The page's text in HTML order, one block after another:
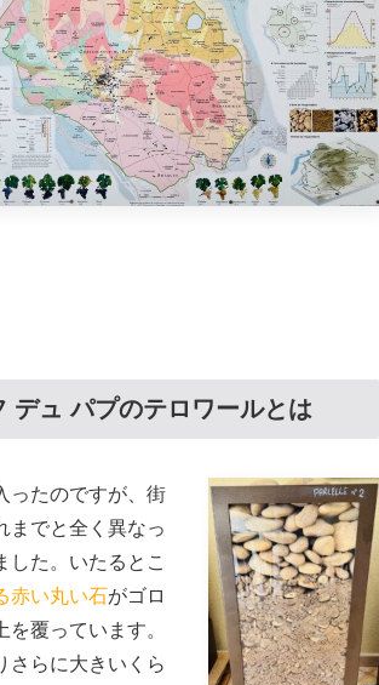
デュ パプのテロワールとは
ったのですが、街
までと全く異なっ
した。いたるとこ
赤い丸い石がゴロ
覆っています。
さらに大きいくら